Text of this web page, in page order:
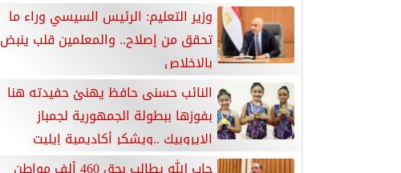
وزير التعليم: الرئيس السيسي وراء ما
تحقق من إصلاح.. والمعلمين قلب ينبض
بالإخلاص
النائب حسنى حافظ يهنئ حفيدته هنا
بفوزها ببطولة الجمهورية لجمباز
الايروبيك ..ويشكر أكاديمية إيليت